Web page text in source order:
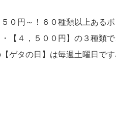
０円～！６０種類以上あ
【４，５００円】の３種
ゲタの日】は毎週土曜日で